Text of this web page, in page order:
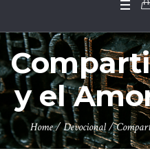
y el
Home/Devocional /